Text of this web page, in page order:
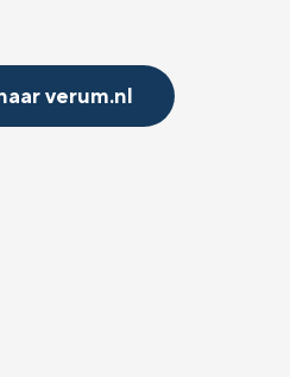
verum.nl